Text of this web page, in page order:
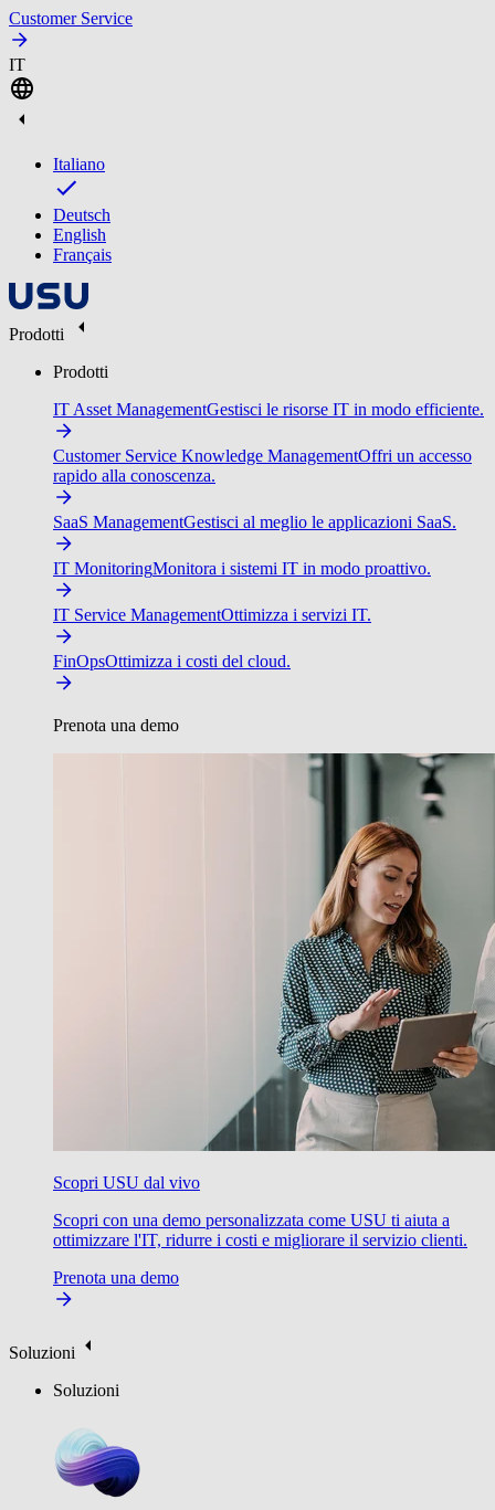
Customer Service
IT
Italiano
Deutsch
English
Français
Prodotti
Prodotti
IT Asset ManagementGestisci le risorse IT in modo efficiente.
Customer Service Knowledge ManagementOffri un accesso
rapido alla conoscenza.
SaaS ManagementGestisci al meglio le applicazioni SaaS.
IT MonitoringMonitora i sistemi IT in modo proattivo.
IT Service ManagementOttimizza i servizi IT.
FinOpsOttimizza i costi del cloud.
Prenota una demo
Scopri USU dal vivo
Scopri con una demo personalizzata come USU ti aiuta a
ottimizzare l'IT, ridurre i costi e migliorare il servizio clienti.
Prenota una demo
Soluzioni
Soluzioni